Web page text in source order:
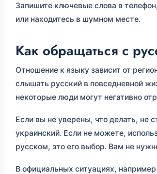
Запишите ключевые слова в
или находитесь в шумном месте.
Как обращаться с
Отношение к языку зависит от
слышать русский в повседневной
некоторые люди могут негативно
Если вы не уверены, что делать, не
украинский. Если не можете,
русском, это его выбор. Вам не
В официальных ситуациях,